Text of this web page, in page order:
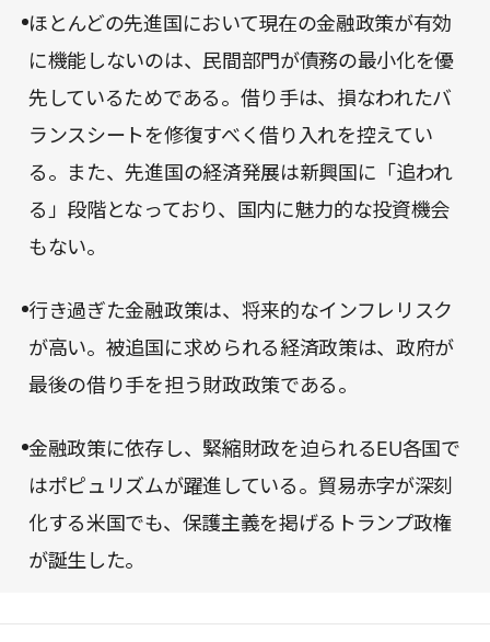
書かれているため、ぜひとも挑戦していただきた
い。たしかに経済学には、難しくとっつきにくい側
面がある。しかし、一方で経済学は、私たちの生活
に密接に関わる学問なのだ。
ほとんどの先進国において現在の金融政策が有効
に機能しないのは、民間部門が債務の最小化を優
先しているためである。借り手は、損なわれたバ
ランスシートを修復すべく借り入れを控えてい
る。また、先進国の経済発展は新興国に「追われ
る」段階となっており、国内に魅力的な投資機会
もない。
行き過ぎた金融政策は、将来的なインフレリスク
が高い。被追国に求められる経済政策は、政府が
最後の借り手を担う財政政策である。
金融政策に依存し、緊縮財政を迫られるEU各国で
はポピュリズムが躍進している。貿易赤字が深刻
化する米国でも、保護主義を掲げるトランプ政権
が誕生した。